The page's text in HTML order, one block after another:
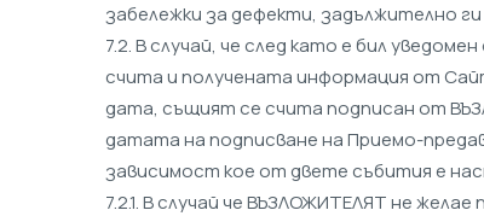
забележки за дефекти, задължително
7.2. В случай, че след като е бил
счита и получената информация от
дата, същият се счита подписан от
датата на подписване на Приемо-
зависимост кое от двете събития е
7.2.1. В случай че ВЪЗЛОЖИТЕЛЯТ не